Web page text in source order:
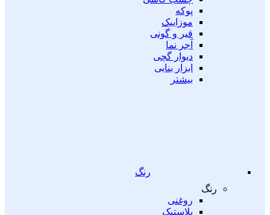
پوکه
موزاییک
قیر و گونی
آجر نما
دیوار گچی
ابزار بنایی
بیشتر
رنگ
رنگ
روغنی
پلاستیک